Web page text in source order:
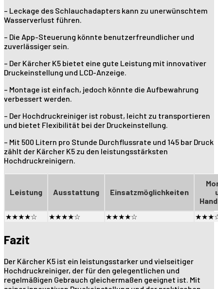
– Leckage des Schlauchadapters kann zu unerwünschtem
Wasserverlust führen.
– Die App-Steuerung könnte benutzerfreundlicher und
zuverlässiger sein.
– Der Kärcher K5 bietet eine gute Leistung mit innovativer
Druckeinstellung und LCD-Anzeige.
– Montage ist einfach, jedoch könnte die Aufbewahrung
verbessert werden.
– Der Hochdruckreiniger ist robust, leicht zu transportieren
und bietet Flexibilität bei der Druckeinstellung.
– Mit 500 Litern pro Stunde Durchflussrate und 145 bar Druck
zählt der Kärcher K5 zu den leistungsstärksten
Hochdruckreinigern.
Leistung Ausstattung Einsatzmöglichkeiten
★★★★☆ ★★★★☆ ★★★★☆
Fazit
Der Kärcher K5 ist ein leistungsstarker und vielseitiger
Hochdruckreiniger, der für den gelegentlichen und
regelmäßigen Gebrauch gleichermaßen geeignet ist. Mit